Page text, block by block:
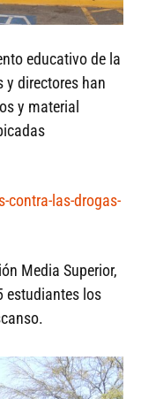
educativo de la
y directores han
y material
contra-las-drogas-
Media Superior,
estudiantes los